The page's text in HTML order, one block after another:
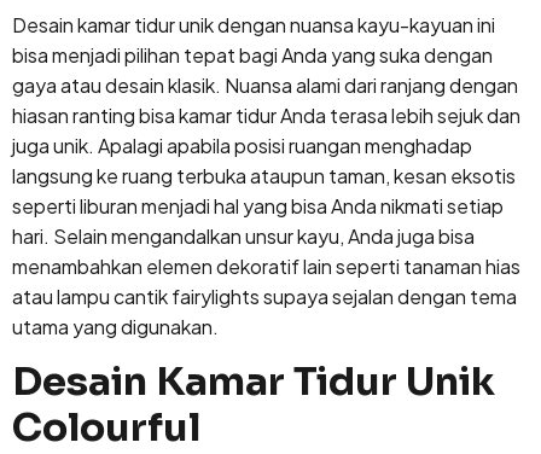
Desain kamar tidur unik dengan nuansa kayu-kayuan ini
bisa menjadi pilihan tepat bagi Anda yang suka dengan
gaya atau desain klasik. Nuansa alami dari ranjang dengan
hiasan ranting bisa kamar tidur Anda terasa lebih sejuk dan
juga unik. Apalagi apabila posisi ruangan menghadap
langsung ke ruang terbuka ataupun taman, kesan eksotis
seperti liburan menjadi hal yang bisa Anda nikmati setiap
hari. Selain mengandalkan unsur kayu, Anda juga bisa
menambahkan elemen dekoratif lain seperti tanaman hias
atau lampu cantik fairylights supaya sejalan dengan tema
utama yang digunakan.
Desain Kamar Tidur Unik
Colourful